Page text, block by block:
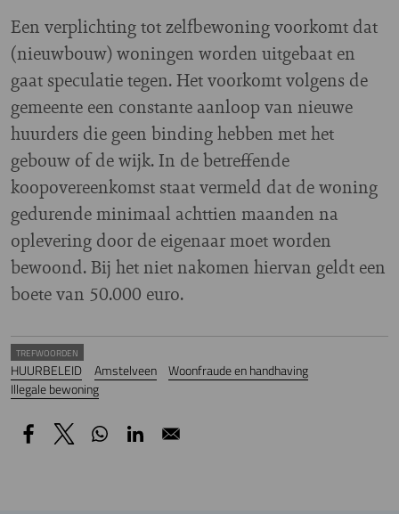
Een verplichting tot zelfbewoning voorkomt dat
(nieuwbouw) woningen worden uitgebaat en
gaat speculatie tegen. Het voorkomt volgens de
gemeente een constante aanloop van nieuwe
huurders die geen binding hebben met het
gebouw of de wijk. In de betreffende
koopovereenkomst staat vermeld dat de woning
gedurende minimaal achttien maanden na
oplevering door de eigenaar moet worden
bewoond. Bij het niet nakomen hiervan geldt een
boete van 50.000 euro.
TREFWOORDEN
HUURBELEID Amstelveen
Woonfraude en handhaving
Illegale bewoning